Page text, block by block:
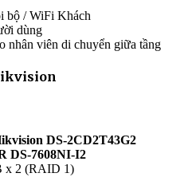
bộ / WiFi Khách
dùng
nhân viên di chuyển giữa tầng
DS-2CD2T43G2
DS-7608NI-I2
x 2 (RAID 1)